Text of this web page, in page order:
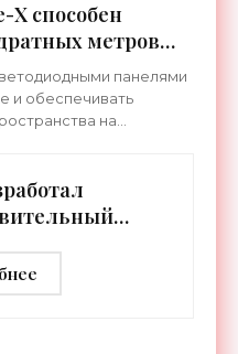
X способен
метров
панелями
и обеспечивать
на
до 2 км